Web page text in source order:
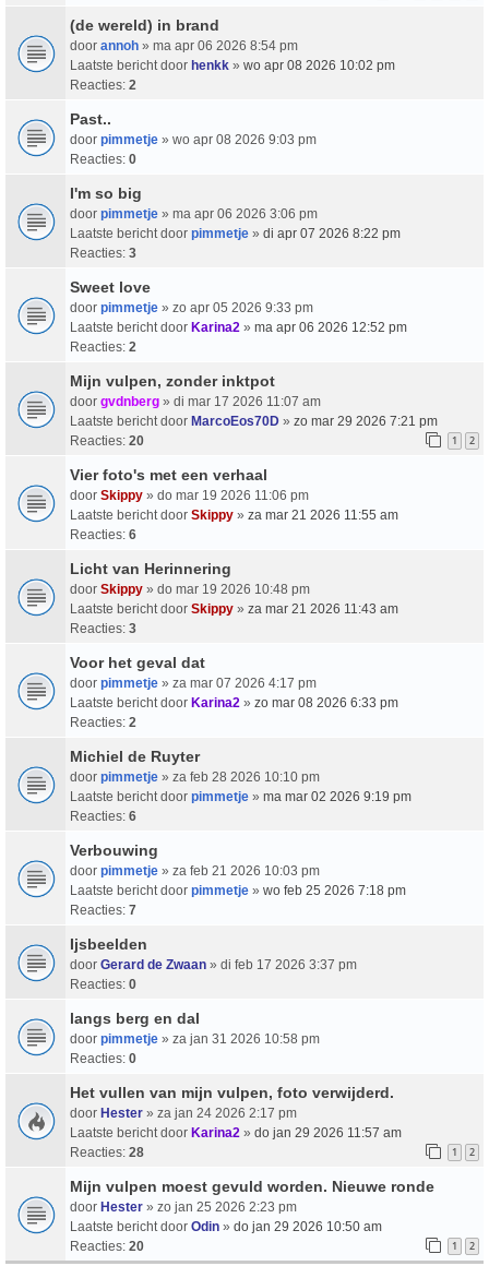
(de wereld) in brand
door annoh » ma apr 06 2026 8:54 pm
Laatste bericht door henkk » wo apr 08 2026 10:02 pm
Reacties: 2
Past..
door pimmetje » wo apr 08 2026 9:03 pm
Reacties: 0
I'm so big
door pimmetje » ma apr 06 2026 3:06 pm
Laatste bericht door pimmetje » di apr 07 2026 8:22 pm
Reacties: 3
Sweet love
door pimmetje » zo apr 05 2026 9:33 pm
Laatste bericht door Karina2 » ma apr 06 2026 12:52 pm
Reacties: 2
Mijn vulpen, zonder inktpot
door gvdnberg » di mar 17 2026 11:07 am
Laatste bericht door MarcoEos70D » zo mar 29 2026 7:21 pm
Reacties: 20 1 2
Vier foto's met een verhaal
door Skippy » do mar 19 2026 11:06 pm
Laatste bericht door Skippy » za mar 21 2026 11:55 am
Reacties: 6
Licht van Herinnering
door Skippy » do mar 19 2026 10:48 pm
Laatste bericht door Skippy » za mar 21 2026 11:43 am
Reacties: 3
Voor het geval dat
door pimmetje » za mar 07 2026 4:17 pm
Laatste bericht door Karina2 » zo mar 08 2026 6:33 pm
Reacties: 2
Michiel de Ruyter
door pimmetje » za feb 28 2026 10:10 pm
Laatste bericht door pimmetje » ma mar 02 2026 9:19 pm
Reacties: 6
Verbouwing
door pimmetje » za feb 21 2026 10:03 pm
Laatste bericht door pimmetje » wo feb 25 2026 7:18 pm
Reacties: 7
Ijsbeelden
door Gerard de Zwaan » di feb 17 2026 3:37 pm
Reacties: 0
langs berg en dal
door pimmetje » za jan 31 2026 10:58 pm
Reacties: 0
Het vullen van mijn vulpen, foto verwijderd.
door Hester » za jan 24 2026 2:17 pm
Laatste bericht door Karina2 » do jan 29 2026 11:57 am
Reacties: 28 1 2
Mijn vulpen moest gevuld worden. Nieuwe ronde
door Hester » zo jan 25 2026 2:23 pm
Laatste bericht door Odin » do jan 29 2026 10:50 am
Reacties: 20 1 2